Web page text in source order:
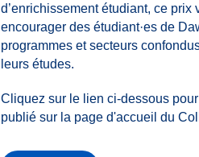
d’enrichissement étudiant, ce prix
encourager des étudiant·es de
programmes et secteurs
leurs études.
Cliquez sur le lien ci-dessous
publié sur la page d'accueil du